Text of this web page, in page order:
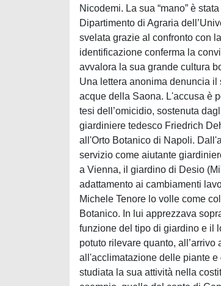
Nicodemi. La sua “mano” è
Dipartimento di Agraria
svelata grazie al confronto con
identificazione conferma la
avvalora la sua grande cultura
Una lettera anonima denuncia
acque della Saona. L'accusa è
tesi dell’omicidio, sostenuta
giardiniere tedesco Friedrich
all'Orto Botanico di Napoli.
servizio come aiutante
a Vienna, il giardino di Desio
adattamento ai cambiamenti
Michele Tenore lo volle come
Botanico. In lui apprezzava
funzione del tipo di giardino e il
potuto rilevare quanto,
all'acclimatazione delle piante e
studiata la sua attività nella